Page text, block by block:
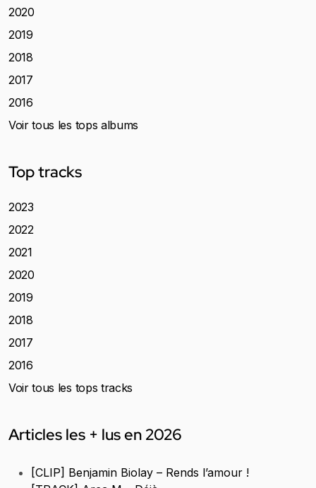
2020
2019
2018
2017
2016
Voir tous les tops albums
Top tracks
2023
2022
2021
2020
2019
2018
2017
2016
Voir tous les tops tracks
Articles les + lus en 2026
[CLIP] Benjamin Biolay – Rends l’amour !